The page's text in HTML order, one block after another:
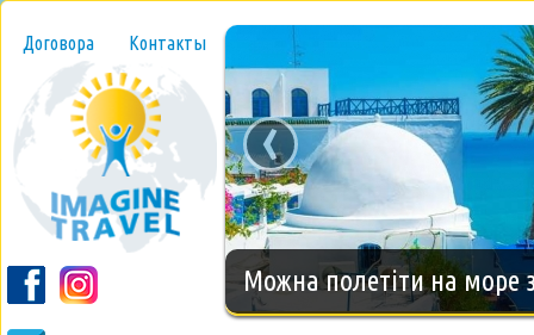
Договора Контакты
Новогодний тур на
‹